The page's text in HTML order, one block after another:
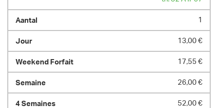
1
13,00 €
17,55 €
26,00 €
52,00 €